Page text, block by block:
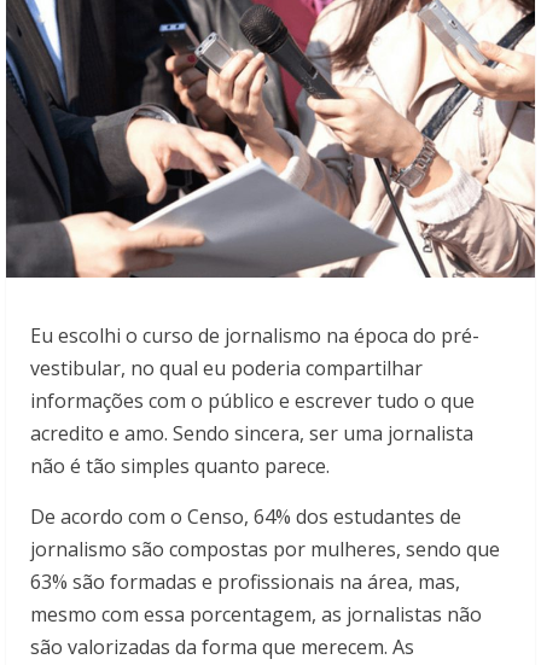
Eu escolhi o curso de jornalismo na época do pré-
vestibular, no qual eu poderia compartilhar
informações com o público e escrever tudo o que
acredito e amo. Sendo sincera, ser uma jornalista
não é tão simples quanto parece.
De acordo com o Censo, 64% dos estudantes de
jornalismo são compostas por mulheres, sendo que
63% são formadas e profissionais na área, mas,
mesmo com essa porcentagem, as jornalistas não
são valorizadas da forma que merecem. As